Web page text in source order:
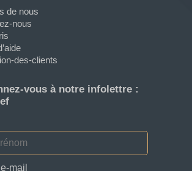
de nous
nous
des-clients
vous à notre infolettre :
mail